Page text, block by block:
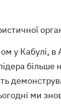
у Кабулі, в
більше
ми